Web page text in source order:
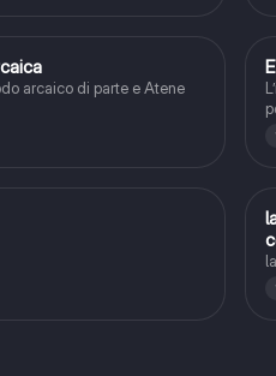
in età arcaica
arcaico di parte e Atene